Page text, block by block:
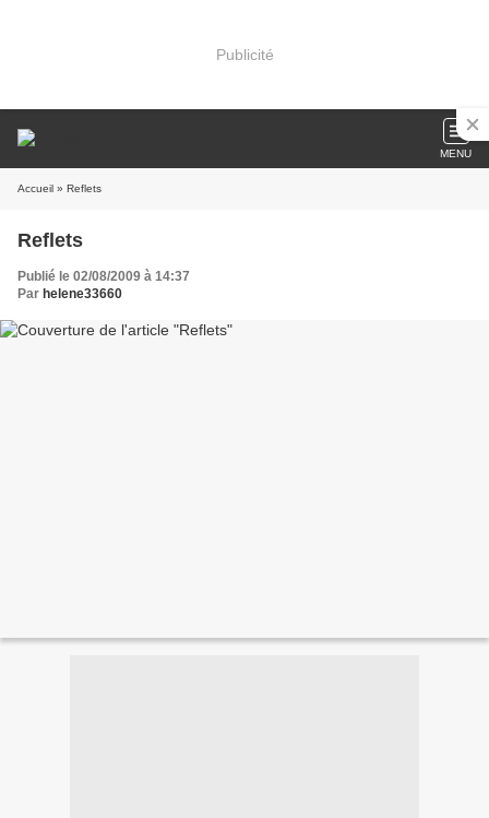
Publicité
MENU
Accueil » Reflets
Reflets
Publié le 02/08/2009 à 14:37
Par helene33660